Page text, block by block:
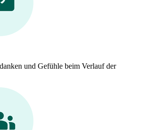
und Gefühle beim Verlauf der